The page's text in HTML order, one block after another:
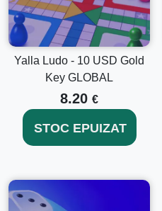
Yalla Ludo - 10 USD Gold
Key GLOBAL
8.20 €
STOC EPUIZAT